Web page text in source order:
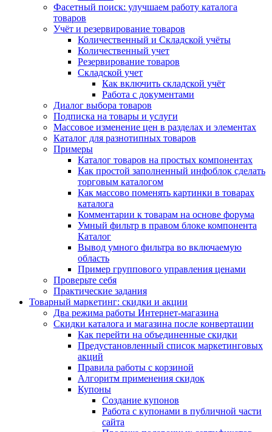
Фасетный поиск: улучшаем работу каталога
товаров
Учёт и резервирование товаров
Количественный и Складской учёты
Количественный учет
Резервирование товаров
Складской учет
Как включить складской учёт
Работа с документами
Диалог выбора товаров
Подписка на товары и услуги
Массовое изменение цен в разделах и элементах
Каталог для разнотипных товаров
Примеры
Каталог товаров на простых компонентах
Как простой заполненный инфоблок сделать
торговым каталогом
Как массово поменять картинки в товарах
каталога
Комментарии к товарам на основе форума
Умный фильтр в правом блоке компонента
Каталог
Вывод умного фильтра во включаемую
область
Пример группового управления ценами
Проверьте себя
Практические задания
Товарный маркетинг: скидки и акции
Два режима работы Интернет-магазина
Скидки каталога и магазина после конвертации
Как перейти на объединенные скидки
Предустановленный список маркетинговых
акций
Правила работы с корзиной
Алгоритм применения скидок
Купоны
Создание купонов
Работа с купонами в публичной части
сайта